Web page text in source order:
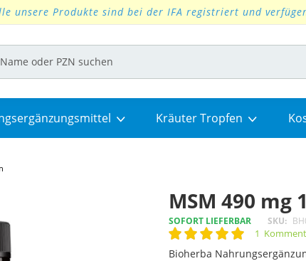
unsere Produkte sind bei der IFA registriert und
Kräuter Tropfen
MSM 490 mg
SOFORT LIEFERBAR SKU
Rating: 1
Bioherba